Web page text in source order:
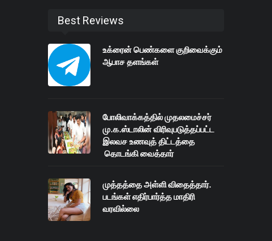
Best Reviews
உக்ரைன் பெண்களை குறிவைக்கும்
ஆபாச தளங்கள்
போலிவாக்கத்தில் முதலமைச்சர்
மு.க.ஸ்டாலின் விரிவுபடுத்தப்பட்ட
இலவச உணவுத் திட்டத்தை
தொடங்கி வைத்தார்
முத்தத்தை அள்ளி விதைத்தார்.
படங்கள் எதிர்பார்த்த மாதிரி
வரவில்லை